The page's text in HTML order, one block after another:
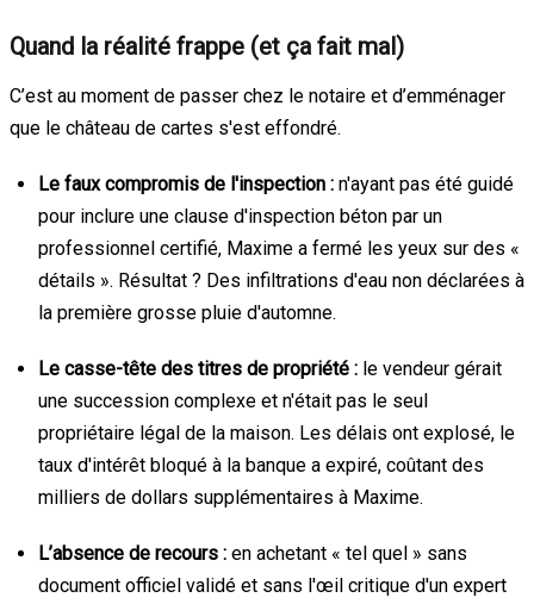
Quand la réalité frappe (et ça fait mal)
C’est au moment de passer chez le notaire et d’emménager
que le château de cartes s'est effondré.
Le faux compromis de l'inspection : n'ayant pas été guidé
pour inclure une clause d'inspection béton par un
professionnel certifié, Maxime a fermé les yeux sur des «
détails ». Résultat ? Des infiltrations d'eau non déclarées à
la première grosse pluie d'automne.
Le casse-tête des titres de propriété : le vendeur gérait
une succession complexe et n'était pas le seul
propriétaire légal de la maison. Les délais ont explosé, le
taux d'intérêt bloqué à la banque a expiré, coûtant des
milliers de dollars supplémentaires à Maxime.
L’absence de recours : en achetant « tel quel » sans
document officiel validé et sans l'œil critique d'un expert